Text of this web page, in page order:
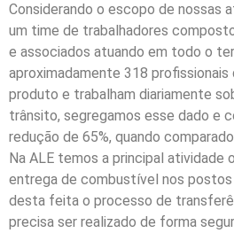
Considerando o escopo de nossas
um time de trabalhadores
e associados atuando em todo o
aproximadamente 318
produto e trabalham diariamente
trânsito, segregamos esse dado e
redução de 65%, quando
Na ALE temos a principal atividade
entrega de combustível nos
desta feita o processo de
precisa ser realizado de forma